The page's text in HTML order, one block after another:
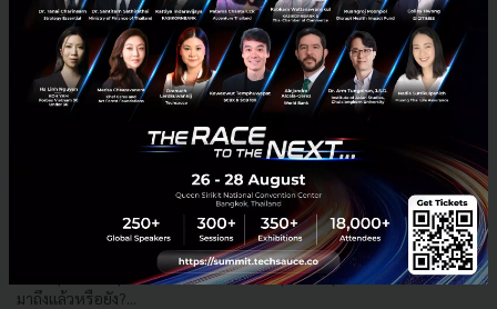
แค่แข่งขันไม่พอ ต้องไวด้วย! เปิดมุมมอง 4 ผู้ก่อตั้งไฟแรงกับ การ
ปั้นสตาร์ทอัพให้รุ่งในยุค AI จากเวที Forbes Under 30
Summit Asia
4 Founders สตาร์ทอัพ AI จากเวที Forbes Under 30 Summit Asia เผย
โมเดลธุรกิจ, กลยุทธ์การแข่งขัน, การระดมทุน และมุมมองที่น่าสนใจว่า AGI
มาถึงแล้วหรือยัง?...